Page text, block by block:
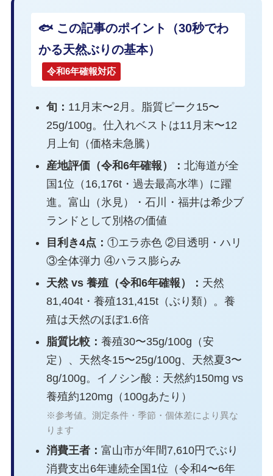
🐟 この記事のポイント（30秒でわ
かる天然ぶりの基本）
令和6年確報対応
旬： 11月末〜2月。脂質ピーク15〜
25g/100g。仕入れベストは11月末〜12
月上旬（価格未急騰）
産地評価（令和6年確報）： 北海道が全
国1位（16,176t・過去最高水準）に躍
進。富山（氷見）・石川・福井は希少ブ
ランドとして別格の価値
目利き4点： ①エラ赤色 ②目透明・ハリ
③全体弾力 ④ハラス膨らみ
天然 vs 養殖（令和6年確報）： 天然
81,404t・養殖131,415t（ぶり類）。養
殖は天然のほぼ1.6倍
脂質比較： 養殖30〜35g/100g（安
定）、天然冬15〜25g/100g、天然夏3〜
8g/100g。イノシン酸：天然約150mg vs
養殖約120mg（100gあたり）
※参考値。測定条件・季節・個体差により異な
ります
消費王者： 富山市が年間7,610円でぶり
消費支出6年連続全国1位（令和4〜6年